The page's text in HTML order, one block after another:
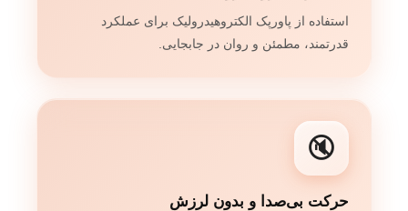
استفاده از پاورپک الکتروهیدرولیک برای عملکرد
قدرتمند، مطمئن و روان در جابجایی.
🔇
حرکت بی‌صدا و بدون لرزش